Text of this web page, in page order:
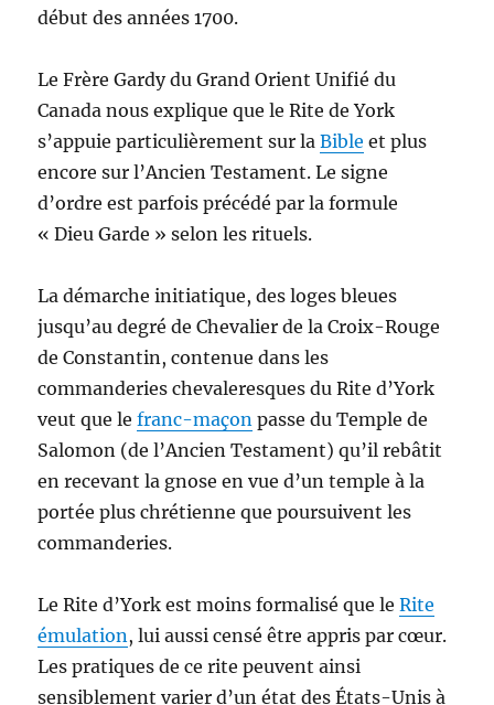
début des années 1700.
Le Frère Gardy du Grand Orient Unifié du
Canada nous explique que le Rite de York
s’appuie particulièrement sur laBible et plus
encore sur l’Ancien Testament. Le signe
d’ordre est parfois précédé par la formule
« Dieu Garde » selon les rituels.
La démarche initiatique, des loges bleues
jusqu’au degré de Chevalier de la Croix-Rouge
de Constantin, contenue dans les
commanderies chevaleresques du Rite d’York
veut que lefranc-maçon passe du Temple de
Salomon (de l’Ancien Testament) qu’il rebâtit
en recevant la gnose en vue d’un temple à la
portée plus chrétienne que poursuivent les
commanderies.
Le Rite d’York est moins formalisé que leRite
émulation, lui aussi censé être appris par cœur.
Les pratiques de ce rite peuvent ainsi
sensiblement varier d’un état des États-Unis à